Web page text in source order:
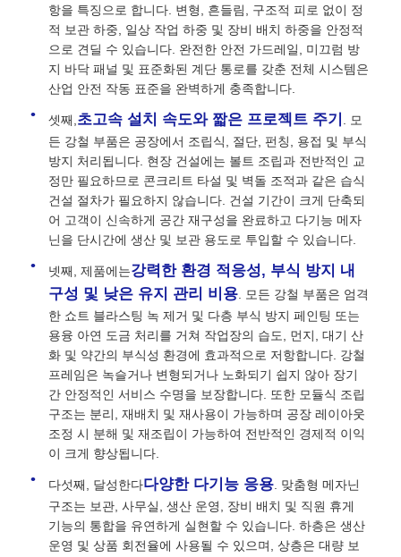
강철 건축 자재
가금류 집
소집
말집
강철 차고
항을 ​​특징으로 합니다. 변형, 흔들림, 구조적 피로 없이 정
적 보관 하중, 일상 작업 하중 및 장비 배치 하중을 안정적
으로 견딜 수 있습니다. 완전한 안전 가드레일, 미끄럼 방
지 바닥 패널 및 표준화된 계단 통로를 갖춘 전체 시스템은
산업 안전 작동 표준을 완벽하게 충족합니다.
셋째, 초고속 설치 속도와 짧은 프로젝트 주기
. 모
든 강철 부품은 공장에서 조립식, 절단, 펀칭, 용접 및 부식
방지 처리됩니다. 현장 건설에는 볼트 조립과 전반적인 교
정만 필요하므로 콘크리트 타설 및 벽돌 조적과 같은 습식
건설 절차가 필요하지 않습니다. 건설 기간이 크게 단축되
어 고객이 신속하게 공간 재구성을 완료하고 다기능 메자
닌을 단시간에 생산 및 보관 용도로 투입할 수 있습니다.
넷째, 제품에는강력한 환경 적응성, 부식 방지 내
구성 및 낮은 유지 관리 비용 . 모든 강철 부품은 엄격
한 쇼트 블라스팅 녹 제거 및 다층 부식 방지 페인팅 또는
용융 아연 도금 처리를 거쳐 작업장의 습도, 먼지, 대기 산
화 및 약간의 부식성 환경에 효과적으로 저항합니다. 강철
프레임은 녹슬거나 변형되거나 노화되기 쉽지 않아 장기
간 안정적인 서비스 수명을 보장합니다. 또한 모듈식 조립
구조는 분리, 재배치 및 재사용이 가능하며 공장 레이아웃
조정 시 분해 및 재조립이 가능하여 전반적인 경제적 이익
이 크게 향상됩니다.
다섯째, 달성한다다양한 다기능 응용. 맞춤형 메자닌
구조는 보관, 사무실, 생산 운영, 장비 배치 및 직원 휴게
기능의 통합을 유연하게 실현할 수 있습니다. 하층은 생산
운영 및 상품 회전율에 사용될 수 있으며, 상층은 대량 보